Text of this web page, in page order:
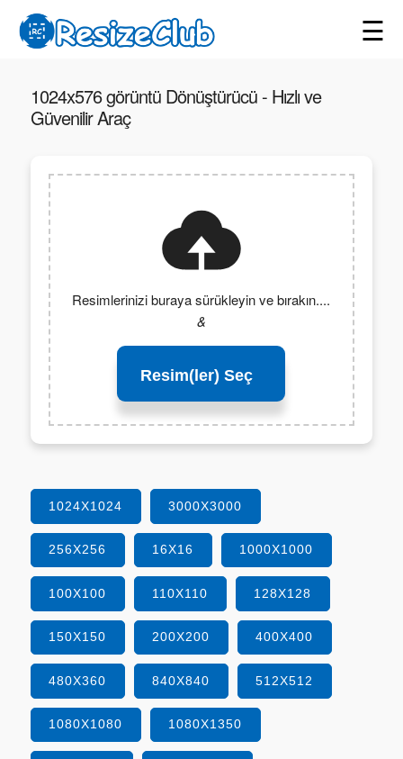
☰
1024x576 görüntü Dönüştürücü - Hızlı ve
Güvenilir Araç
Resimlerinizi buraya sürükleyin ve bırakın....
&
Resim(ler) Seç
1024X1024 3000X3000
256X256 16X16 1000X1000
100X100 110X110 128X128
150X150 200X200 400X400
480X360 840X840 512X512
1080X1080 1080X1350